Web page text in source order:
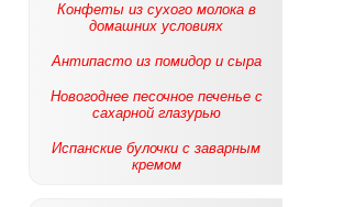
Конфеты из сухого молока в
домашних условиях
Антипасто из помидор и сыра
Новогоднее песочное печенье с
сахарной глазурью
Испанские булочки с заварным
кремом